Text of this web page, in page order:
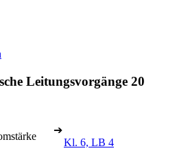
Leitungsvorgänge 20
➔
Kl. 6, LB 4